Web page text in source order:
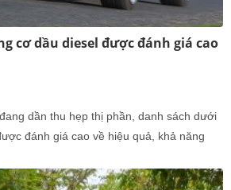
cơ dầu diesel được đánh giá cao
dần thu hẹp thị phần, danh sách dưới
đánh giá cao về hiệu quả, khả năng